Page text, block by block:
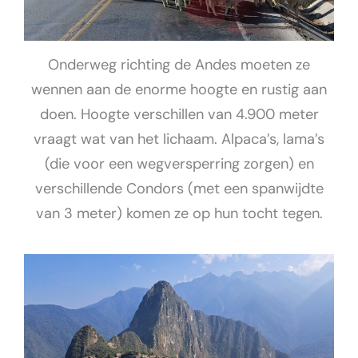
Onderweg richting de Andes moeten ze
wennen aan de enorme hoogte en rustig aan
doen. Hoogte verschillen van 4.900 meter
vraagt wat van het lichaam. Alpaca’s, lama’s
(die voor een wegversperring zorgen) en
verschillende Condors (met een spanwijdte
van 3 meter) komen ze op hun tocht tegen.